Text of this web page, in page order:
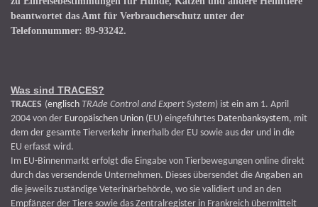
beantwortet das Amt für Verbraucherschutz unter der
Telefonnummer: 89-93242.
Was sind TRACES?
TRACES (englisch TRAde Control and Expert System) ist ein am 1. April
2004 von der Europäischen Union (EU) eingeführtes Datenbanksystem, mit
dem der gesamte Tierverkehr innerhalb der EU sowie aus der und in die
EU erfasst wird.
Im EU-Binnenmarkt erfolgt die Eingabe von Tierbewegungen online direkt
durch das versendende Unternehmen. Dieses übersendet die Angaben an
die jeweils zuständige Veterinärbehörde, wo sie validiert und an den
Empfänger der Tiere sowie das Zentralregister in Frankreich übermittelt